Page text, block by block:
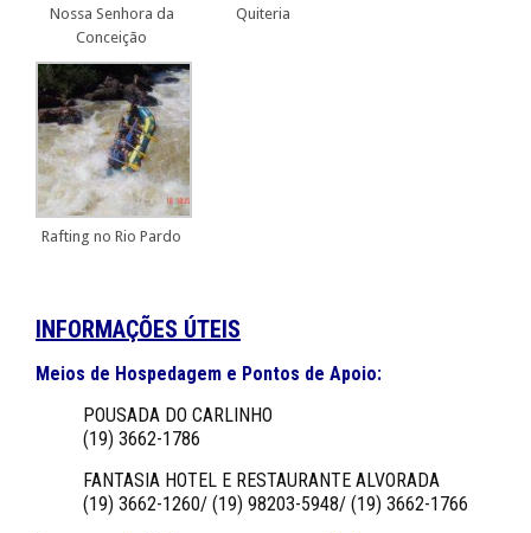
Nossa Senhora da
Conceição
Quiteria
Rafting no Rio Pardo
INFORMAÇÕES ÚTEIS
Meios de Hospedagem e Pontos de Apoio:
POUSADA DO CARLINHO
(19) 3662-1786
FANTASIA HOTEL E RESTAURANTE ALVORADA
(19) 3662-1260/ (19) 98203-5948/ (19) 3662-1766